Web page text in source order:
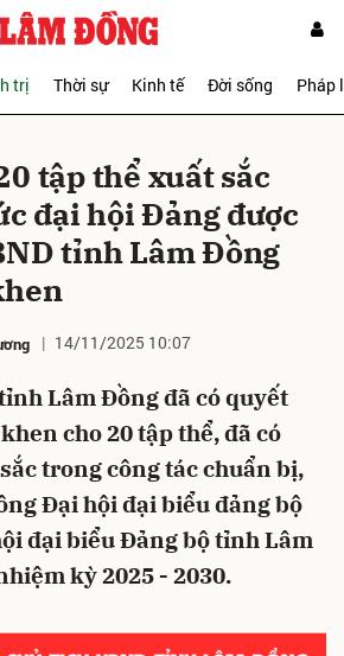
trị Thời sự Kinh tế Đời sống Pháp
tập thể xuất sắc
đại hội Đảng được
tỉnh Lâm Đồng
14/11/2025 10:07
Lâm Đồng đã có quyết
cho 20 tập thể, đã có
trong công tác chuẩn bị,
Đại hội đại biểu đảng bộ
đại biểu Đảng bộ tỉnh Lâm
kỳ 2025 - 2030.